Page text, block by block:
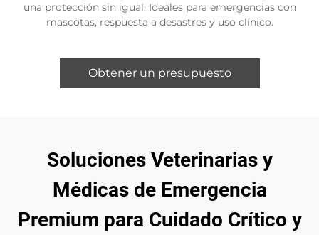
una protección sin igual. Ideales para emergencias con
mascotas, respuesta a desastres y uso clínico.
Obtener un presupuesto
Soluciones Veterinarias y
Médicas de Emergencia
Premium para Cuidado Crítico y